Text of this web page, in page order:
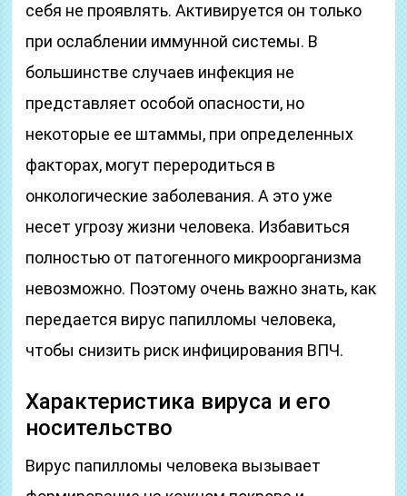
себя не проявлять. Активируется он только
при ослаблении иммунной системы. В
большинстве случаев инфекция не
представляет особой опасности, но
некоторые ее штаммы, при определенных
факторах, могут переродиться в
онкологические заболевания. А это уже
несет угрозу жизни человека. Избавиться
полностью от патогенного микроорганизма
невозможно. Поэтому очень важно знать, как
передается вирус папилломы человека,
чтобы снизить риск инфицирования ВПЧ.
Характеристика вируса и его
носительство
Вирус папилломы человека вызывает